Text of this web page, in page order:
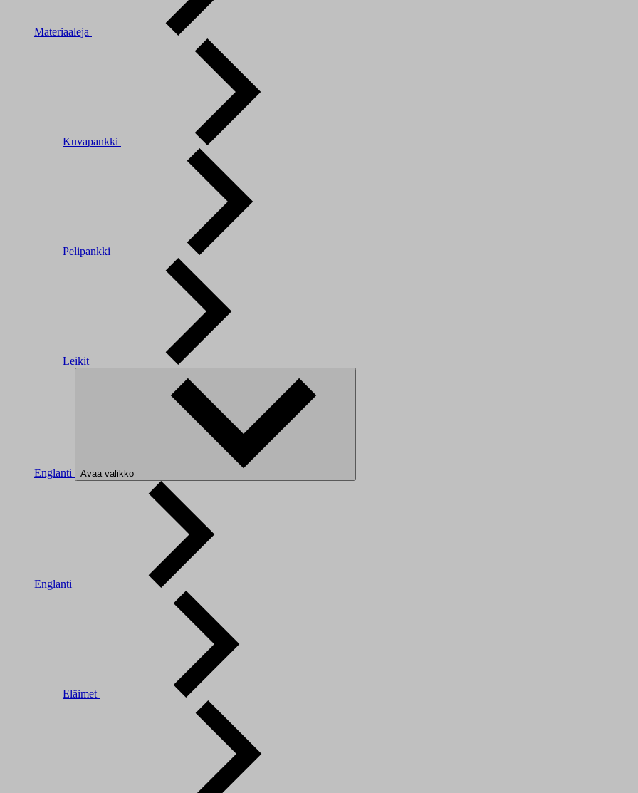
Materiaaleja
Kuvapankki
Pelipankki
Leikit
Englanti Avaa valikko
Englanti
Eläimet